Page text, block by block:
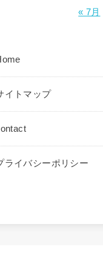
« 7月
イトマップ
ライバシーポリシー